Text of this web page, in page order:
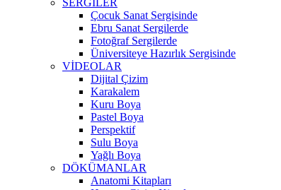
SERGİLER
Çocuk Sanat Sergisinde
Ebru Sanat Sergilerde
Fotoğraf Sergilerde
Üniversiteye Hazırlık Sergisinde
VİDEOLAR
Dijital Çizim
Karakalem
Kuru Boya
Pastel Boya
Perspektif
Sulu Boya
Yağlı Boya
DÖKÜMANLAR
Anatomi Kitapları